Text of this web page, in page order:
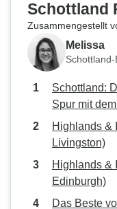
Schottland
Zusammengestellt
Melissa
Schottland:
Spur mit
Highlands &
Livingston)
Highlands &
Edinburgh)
Das Beste